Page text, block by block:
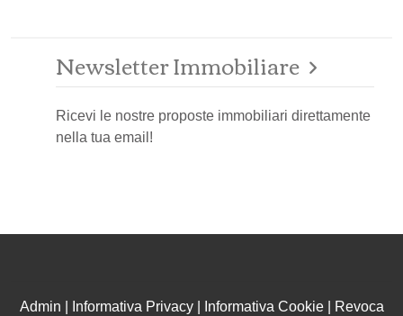
Newsletter Immobiliare
Ricevi le nostre proposte immobiliari direttamente
nella tua email!
Admin Informativa Privacy| Informativa Cookie| Revoca